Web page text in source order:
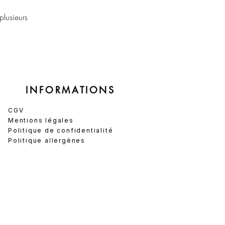
INFORMATIONS
CGV
Mentions légales
Politique de confidentialité
Politique allergènes